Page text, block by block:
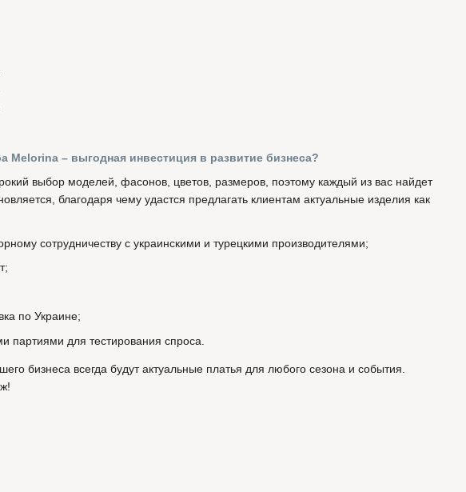
Melorina – выгодная инвестиция в развитие бизнеса?
выбор моделей, фасонов, цветов, размеров, поэтому каждый из вас найдет
благодаря чему удастся предлагать клиентам актуальные изделия как
сотрудничеству с украинскими и турецкими производителями;
по Украине;
партиями для тестирования спроса.
бизнеса всегда будут актуальные платья для любого сезона и события.